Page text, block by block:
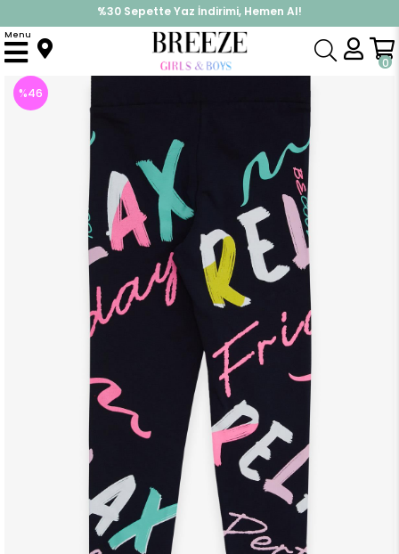
%30 Sepette Yaz İndirimi, Hemen Al!
İndirimlere ek %10 İndirimi Kap, Hemen Üye Ol!
0
Menu
Anasayfa Alt Giyim Tayt
%46